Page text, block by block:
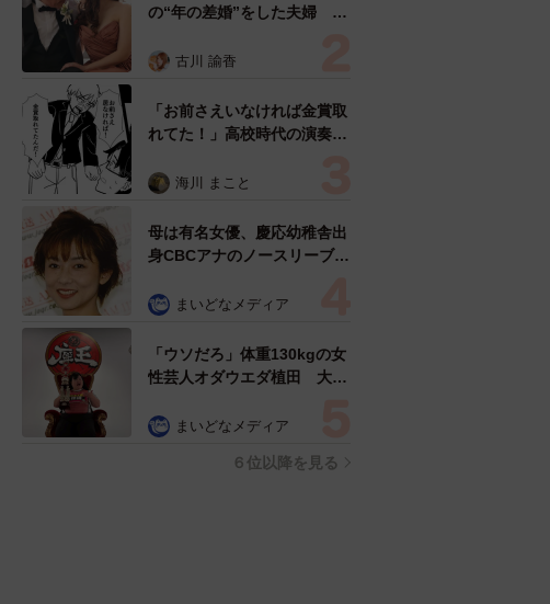
の“年の差婚”をした夫婦 出
た？ 今の思いを聞いた
古川 諭香
「お前さえいなければ金賞取
れてた！」高校時代の演奏会
生は楽器修理職人に 10年後
ぬ申し出【漫画】
海川 まこと
母は有名女優、慶応幼稚舎出
身CBCアナのノースリーブ姿
る」「天使の笑顔」
まいどなメディア
「ウソだろ」体重130kgの女
性芸人オダウエダ植田 大学
で」 まいどなメディア
６位以降を見る